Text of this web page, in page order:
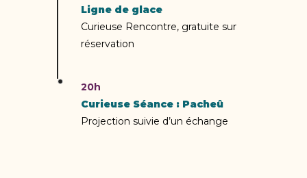
Ligne de glace
Curieuse Rencontre, gratuite sur
réservation
20h
Curieuse Séance : Pacheû
Projection suivie d’un échange